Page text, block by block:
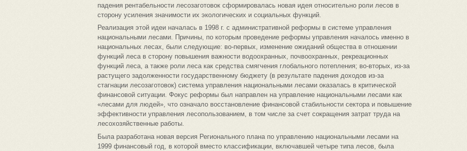
падения рентабельности лесозаготовок сформировалась новая идея относительно роли лесов в
сторону усиления значимости их экологических и социальных функций.
Реализация этой идеи началась в 1998 г. с административной реформы в системе управления
национальными лесами. Причины, по которым проведение реформы управления началось именно в
национальных лесах, были следующие: во-первых, изменение ожиданий общества в отношении
функций леса в сторону повышения важности водоохранных, почвоохранных, рекреационных
функций леса, а также роли леса как средства смягчения глобального потепления; во-вторых, из-за
растущего задолженности государственному бюджету (в результате падения доходов из-за
стагнации лесозаготовок) система управления национальными лесами оказалась в критической
финансовой ситуации. Фокус реформы был направлен на управление национальными лесами как
«лесами для людей», что означало восстановление финансовой стабильности сектора и повышение
эффективности управления лесопользованием, в том числе за счет сокращения затрат труда на
лесохозяйственные работы.
Была разработана новая версия Регионального плана по управлению национальными лесами на
1999 финансовый год, в которой вместо классификации, включавшей четыре типа лесов, была